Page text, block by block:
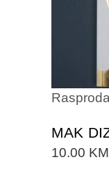
MAK
10.00 KM